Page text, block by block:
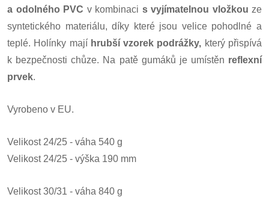
a odolného PVC v kombinaci s vyjímatelnou vložkou ze
syntetického materiálu, díky které jsou velice pohodlné a
teplé. Holínky mají hrubší vzorek podrážky, který přispívá
k bezpečnosti chůze. Na patě gumáků je umístěn reflexní
prvek.
Vyrobeno v EU.
Velikost 24/25 - váha 540 g
Velikost 24/25 - výška 190 mm
Velikost 30/31 - váha 840 g